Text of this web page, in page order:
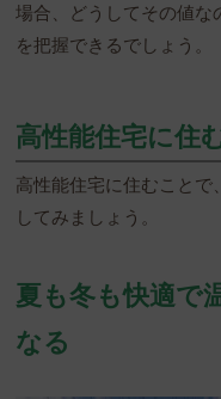
場合、どうしてその値な
を把握できるでしょう。
高性能住宅に住
高性能住宅に住むことで
してみましょう。
夏も冬も快適で
なる